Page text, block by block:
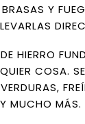
Y
HIERRO
COSA.
MUCHO MÁS.